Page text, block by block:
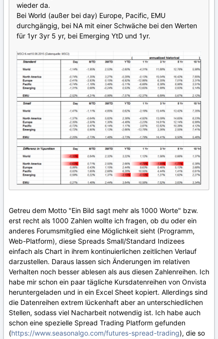
wieder da.
Bei World (außer bei day) Europe, Pacific, EMU
durchgängig, bei NA mit einer Schwäche bei den Werten
für 1yr 3yr 5 yr, bei Emerging YtD und 1yr.
Getreu dem Motto "Ein Bild sagt mehr als 1000 Worte" bzw.
erst recht als 1000 Zahlen wollte ich fragen, ob du oder ein
anderes Forumsmitglied eine Möglichkeit sieht (Programm,
Web-Platform), diese Spreads Small/Standard Indizees
einfach als Chart in ihrem kontinuierlichen zeitlichen Verlauf
darzustellen. Daraus lassen sich Änderungen im relativen
Verhalten noch besser ablesen als aus diesen Zahlenreihen. Ich
habe mir schon ein paar tägliche Kursdatenreihen von Onvista
heruntergeladen und in ein Excel Sheet kopiert. Allerdings sind
die Datenreihen extrem lückenhaft aber an unterschiedlichen
Stellen, sodass viel Nacharbeit notwendig ist. Ich habe auch
schon eine spezielle Spread Trading Platform gefunden
(https://www.seasonalgo.com/futures-spread-trading), die so